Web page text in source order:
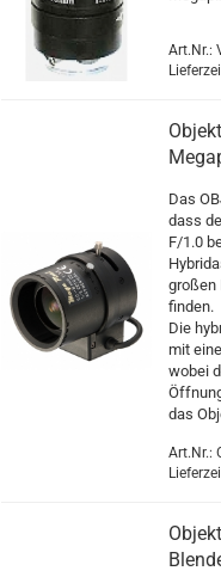
Art.Nr.:
Das
dass
F/1.0
großen
finden.
Die
mit
wobei
das
Art.Nr.: